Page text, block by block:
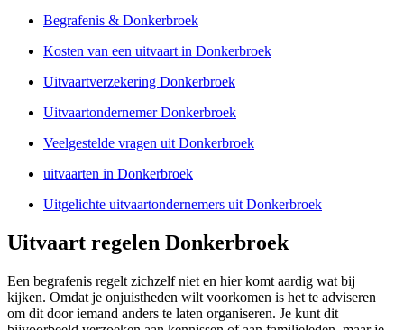
Begrafenis & Donkerbroek
Kosten van een uitvaart in Donkerbroek
Uitvaartverzekering Donkerbroek
Uitvaartondernemer Donkerbroek
Veelgestelde vragen uit Donkerbroek
uitvaarten in Donkerbroek
Uitgelichte uitvaartondernemers uit Donkerbroek
Uitvaart regelen Donkerbroek
Een begrafenis regelt zichzelf niet en hier komt aardig wat bij
kijken. Omdat je onjuistheden wilt voorkomen is het te adviseren
om dit door iemand anders te laten organiseren. Je kunt dit